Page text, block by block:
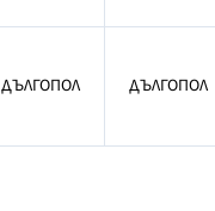
ДЪЛГОПОЛ ДЪЛГОПОЛ